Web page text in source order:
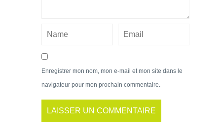
Enregistrer mon nom, mon e-mail et mon site dans le
navigateur pour mon prochain commentaire.